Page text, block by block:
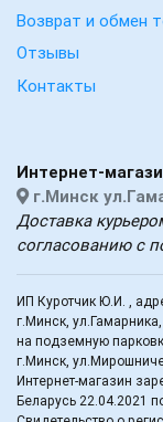
Возврат и обмен
Отзывы
Контакты
Интернет-
г.Минск
Доставка
согласованию с
ИП Куротчик Ю.И. ,
г.Минск,
на подземную
г.Минск,
Интернет-магазин
Беларусь 22.04.2021